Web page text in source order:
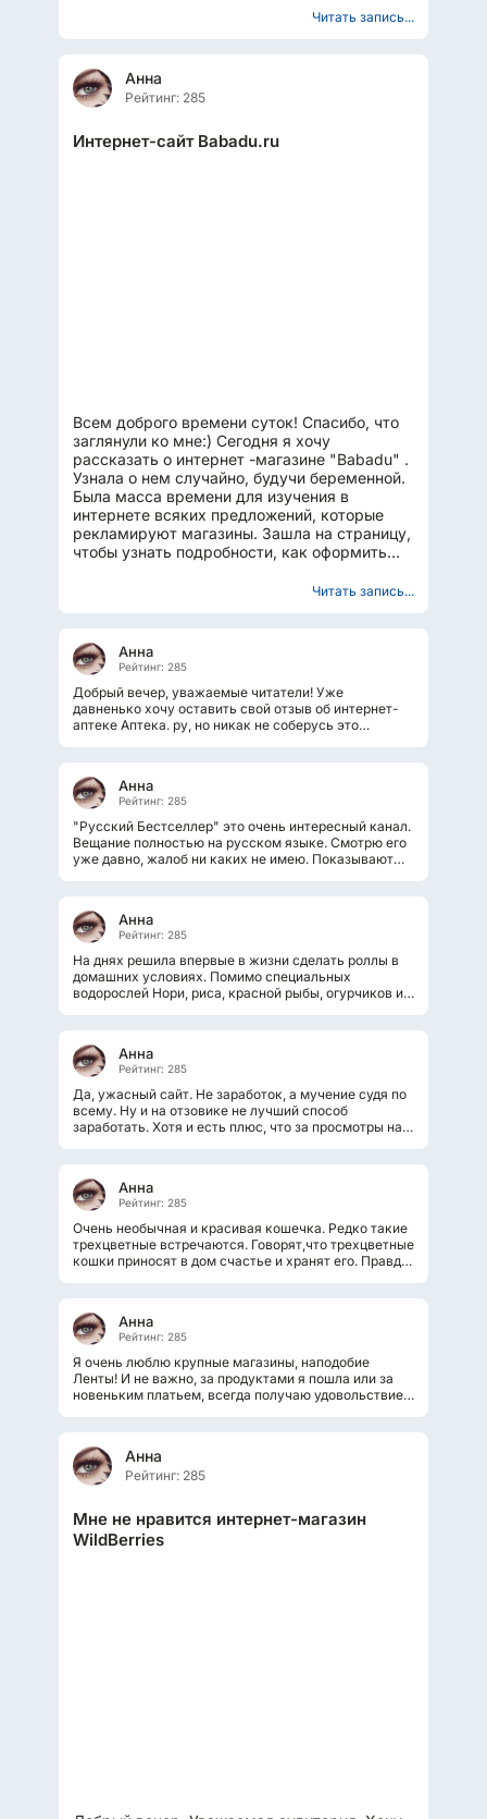
Читать запись...
Анна
Рейтинг: 285
Интернет-сайт Babadu.ru
Всем доброго времени суток! Спасибо, что
заглянули ко мне:) Сегодня я хочу
рассказать о интернет -магазине "Babadu" .
Узнала о нем случайно, будучи беременной.
Была масса времени для изучения в
интернете всяких предложений, которые
рекламируют магазины. Зашла на страницу,
чтобы узнать подробности, как оформить
Читать запись...
Анна
Рейтинг: 285
Добрый вечер, уважаемые читатели! Уже
давненько хочу оставить свой отзыв об интернет-
аптеке Аптека. ру, но никак не соберусь это
Анна
Рейтинг: 285
"Русский Бестселлер" это очень интересный канал.
Вещание полностью на русском языке. Смотрю его
уже давно, жалоб ни каких не имею. Показывают
Анна
Рейтинг: 285
На днях решила впервые в жизни сделать роллы в
домашних условиях. Помимо специальных
водорослей Нори, риса, красной рыбы, огурчиков и
Анна
Рейтинг: 285
Да, ужасный сайт. Не заработок, а мучение судя по
всему. Ну и на отзовике не лучший способ
заработать. Хотя и есть плюс, что за просмотры на
Анна
Рейтинг: 285
Очень необычная и красивая кошечка. Редко такие
трехцветные встречаются. Говорят,что трехцветные
кошки приносят в дом счастье и хранят его. Правда
Анна
Рейтинг: 285
Я очень люблю крупные магазины, наподобие
Ленты! И не важно, за продуктами я пошла или за
новеньким платьем, всегда получаю удовольствие
Анна
Рейтинг: 285
Мне не нравится интернет-магазин
WildBerries